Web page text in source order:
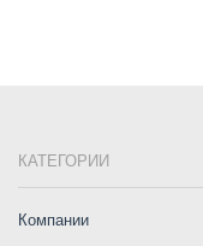
КАТЕГОРИИ
Компании